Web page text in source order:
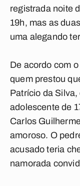
registrada noite
19h, mas as
uma alegando
De acordo com
quem prestou
Patrício da
adolescente de
Carlos
amoroso. O
acusado teria
namorada